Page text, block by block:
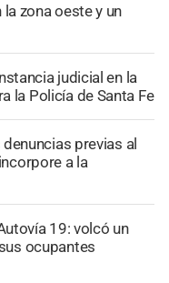
zona oeste y un
judicial en la
la Policía de Santa Fe
previas al
a la
19: volcó un
ocupantes